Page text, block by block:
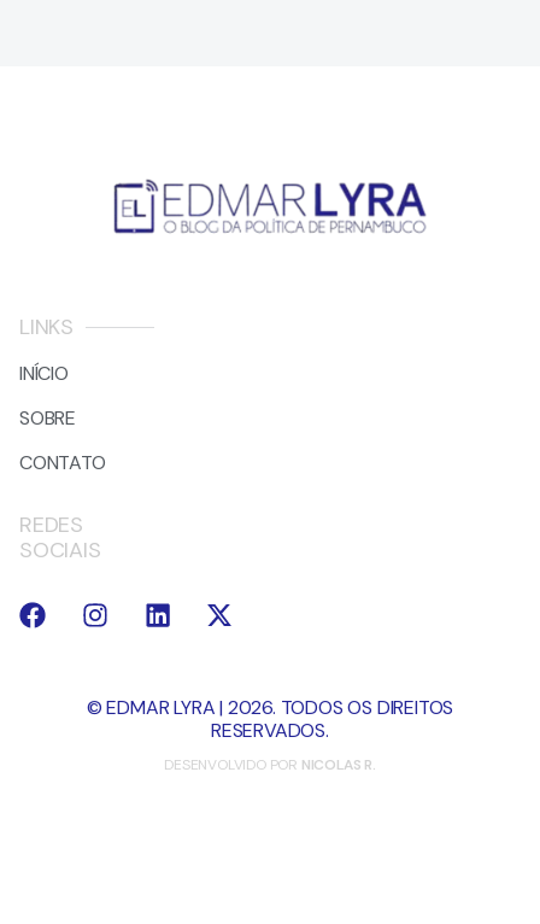
LINKS
INÍCIO
SOBRE
CONTATO
REDES
SOCIAIS
© EDMAR LYRA | 2026. TODOS OS DIREITOS
RESERVADOS.
DESENVOLVIDO POR NICOLAS R.